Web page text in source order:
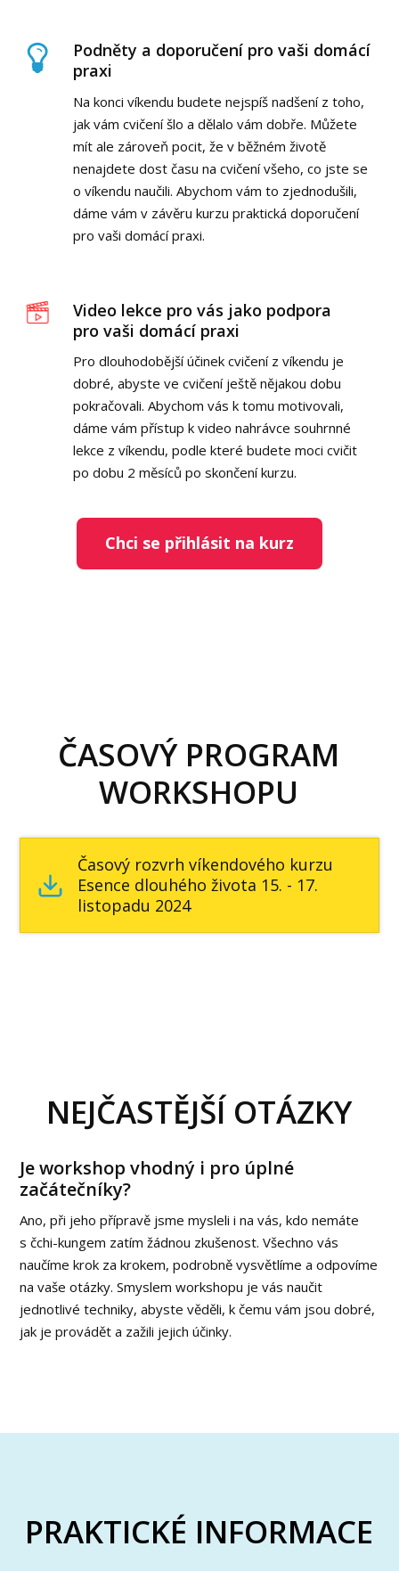
Podněty a doporučení pro vaši domácí
praxi
Na konci víkendu budete nejspíš nadšení z toho,
jak vám cvičení šlo a dělalo vám dobře. Můžete
mít ale zároveň pocit, že v běžném životě
nenajdete dost času na cvičení všeho, co jste se
o víkendu naučili. Abychom vám to zjednodušili,
dáme vám v závěru kurzu praktická doporučení
pro vaši domácí praxi.
Video lekce pro vás jako podpora
pro vaši domácí praxi
Pro dlouhodobější účinek cvičení z víkendu je
dobré, abyste ve cvičení ještě nějakou dobu
pokračovali. Abychom vás k tomu motivovali,
dáme vám přístup k video nahrávce souhrnné
lekce z víkendu, podle které budete moci cvičit
po dobu 2 měsíců po skončení kurzu.
Chci se přihlásit na kurz
ČASOVÝ PROGRAM
WORKSHOPU
Časový rozvrh víkendového kurzu
Esence dlouhého života 15. - 17.
listopadu 2024
NEJČASTĚJŠÍ OTÁZKY
Je workshop vhodný i pro úplné
začátečníky?
Ano, při jeho přípravě jsme mysleli i na vás, kdo nemáte
s čchi-kungem zatím žádnou zkušenost. Všechno vás
naučíme krok za krokem, podrobně vysvětlíme a odpovíme
na vaše otázky. Smyslem workshopu je vás naučit
jednotlivé techniky, abyste věděli, k čemu vám jsou dobré,
jak je provádět a zažili jejich účinky.
PRAKTICKÉ INFORMACE